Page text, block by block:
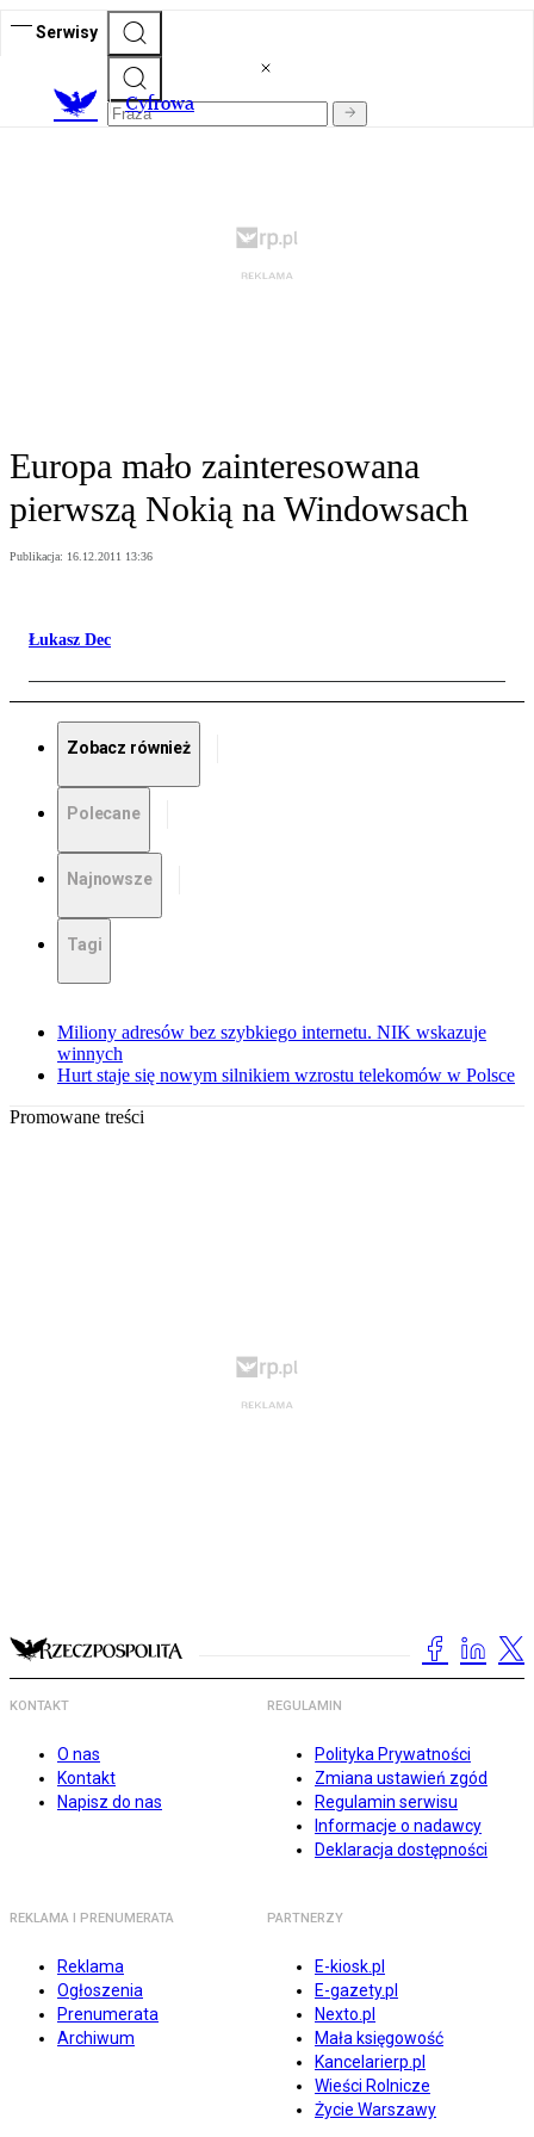
Serwisy
Cyfrowa
Europa mało zainteresowana
pierwszą Nokią na Windowsach
Publikacja: 16.12.2011 13:36
Łukasz Dec
Zobacz również
Polecane
Najnowsze
Tagi
Miliony adresów bez szybkiego internetu. NIK wskazuje
winnych
Hurt staje się nowym silnikiem wzrostu telekomów w Polsce
Promowane treści
KONTAKT
O nas
Kontakt
Napisz do nas
REGULAMIN
Polityka Prywatności
Zmiana ustawień zgód
Regulamin serwisu
Informacje o nadawcy
Deklaracja dostępności
REKLAMA I PRENUMERATA
Reklama
Ogłoszenia
Prenumerata
Archiwum
PARTNERZY
E-kiosk.pl
E-gazety.pl
Nexto.pl
Mała księgowość
Kancelarierp.pl
Wieści Rolnicze
Życie Warszawy